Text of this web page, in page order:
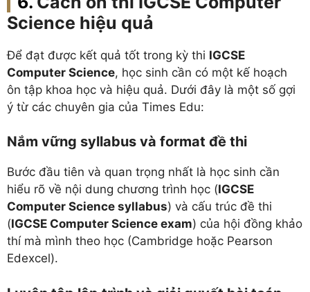
Science hiệu quả
Để đạt được kết quả tốt trong kỳ thi IGCSE
Computer Science, học sinh cần có một kế hoạch
ôn tập khoa học và hiệu quả. Dưới đây là một số gợi
ý từ các chuyên gia của Times Edu:
Nắm vững syllabus và format đề thi
Bước đầu tiên và quan trọng nhất là học sinh cần
hiểu rõ về nội dung chương trình học (IGCSE
Computer Science syllabus) và cấu trúc đề thi
(IGCSE Computer Science exam) của hội đồng khảo
thí mà mình theo học (Cambridge hoặc Pearson
Edexcel).